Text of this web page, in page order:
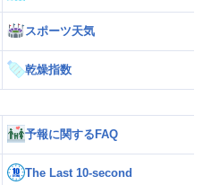
スポーツ天気
乾燥指数
予報に関するFAQ
The Last 10-second